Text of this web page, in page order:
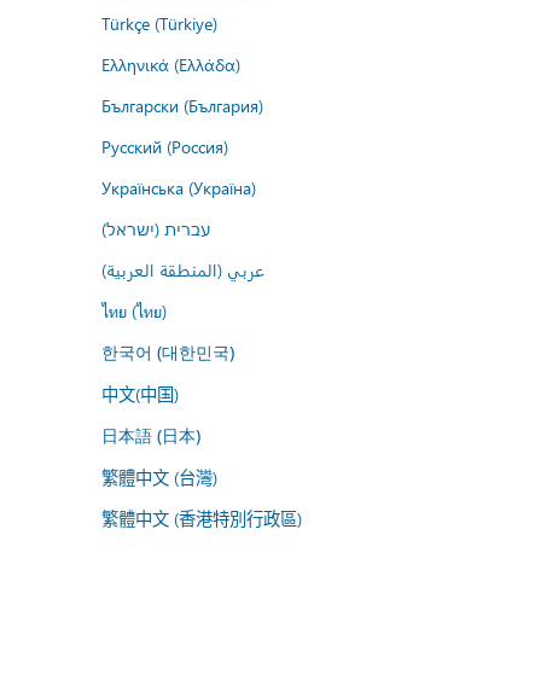
Türkçe (Türkiye)
Ελληνικά (Ελλάδα)
Български (България)
Русский (Россия)
Українська (Україна)
עברית (ישראל)
عربي (المنطقة العربية)
ไทย (ไทย)
한국어 (대한민국)
中文(中国)
日本語 (日本)
繁體中文 (台灣)
繁體中文 (香港特別行政區)